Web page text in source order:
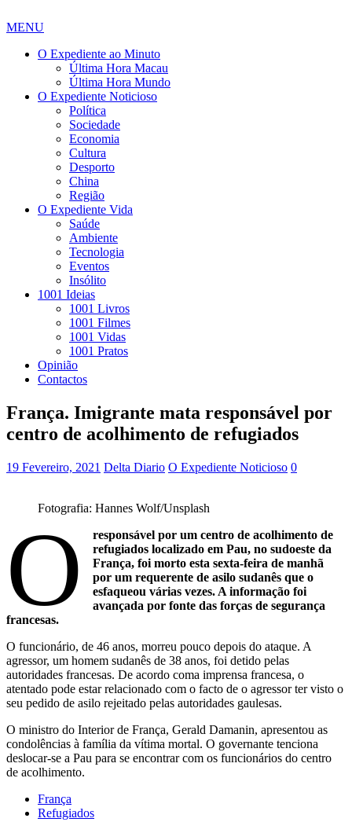
MENU
O Expediente ao Minuto
Última Hora Macau
Última Hora Mundo
O Expediente Noticioso
Política
Sociedade
Economia
Cultura
Desporto
China
Região
O Expediente Vida
Saúde
Ambiente
Tecnologia
Eventos
Insólito
1001 Ideias
1001 Livros
1001 Filmes
1001 Vidas
1001 Pratos
Opinião
Contactos
França. Imigrante mata responsável por
centro de acolhimento de refugiados
19 Fevereiro, 2021 Delta Diario O Expediente Noticioso 0
Fotografia: Hannes Wolf/Unsplash
O
responsável por um centro de acolhimento de
refugiados localizado em Pau, no sudoeste da
França, foi morto esta sexta-feira de manhã
por um requerente de asilo sudanês que o
esfaqueou várias vezes. A informação foi
avançada por fonte das forças de segurança
francesas.
O funcionário, de 46 anos, morreu pouco depois do ataque. A
agressor, um homem sudanês de 38 anos, foi detido pelas
autoridades francesas. De acordo coma imprensa francesa, o
atentado pode estar relacionado com o facto de o agressor ter visto o
seu pedido de asilo rejeitado pelas autoridades gaulesas.
O ministro do Interior de França, Gerald Damanin, apresentou as
condolências à família da vítima mortal. O governante tenciona
deslocar-se a Pau para se encontrar com os funcionários do centro
de acolhimento.
França
Refugiados